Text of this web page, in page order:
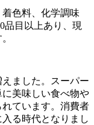
色料、化学調味
品目以上あり、現
ました。スーパー
美味しい食べ物や
ています。消費者
る時代となりまし